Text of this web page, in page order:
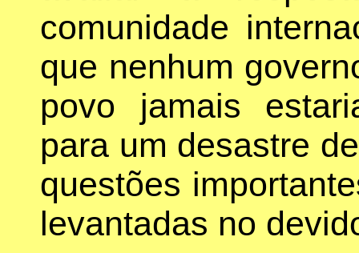
comunidade
que nenhum
povo jamais
para um desastre
questões
levantadas no